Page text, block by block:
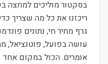
ריכזנו את כל מה שצריך
גרף מחיר חי, נתונים
עושה בפועל, פוטנציאל,
אומרים. הכול במקום אחד